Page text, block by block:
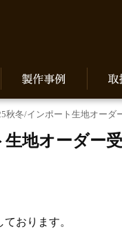
秋冬/インポート生地オーダ
生地オーダー
おります。